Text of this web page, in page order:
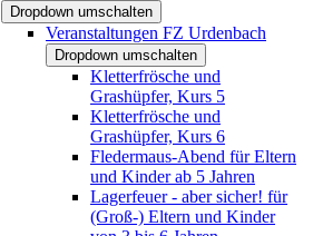
Dropdown umschalten
Veranstaltungen FZ Urdenbach
Dropdown umschalten
Kletterfrösche und
Grashüpfer, Kurs 5
Kletterfrösche und
Grashüpfer, Kurs 6
Fledermaus-Abend für Eltern
und Kinder ab 5 Jahren
Lagerfeuer - aber sicher! für
(Groß-) Eltern und Kinder